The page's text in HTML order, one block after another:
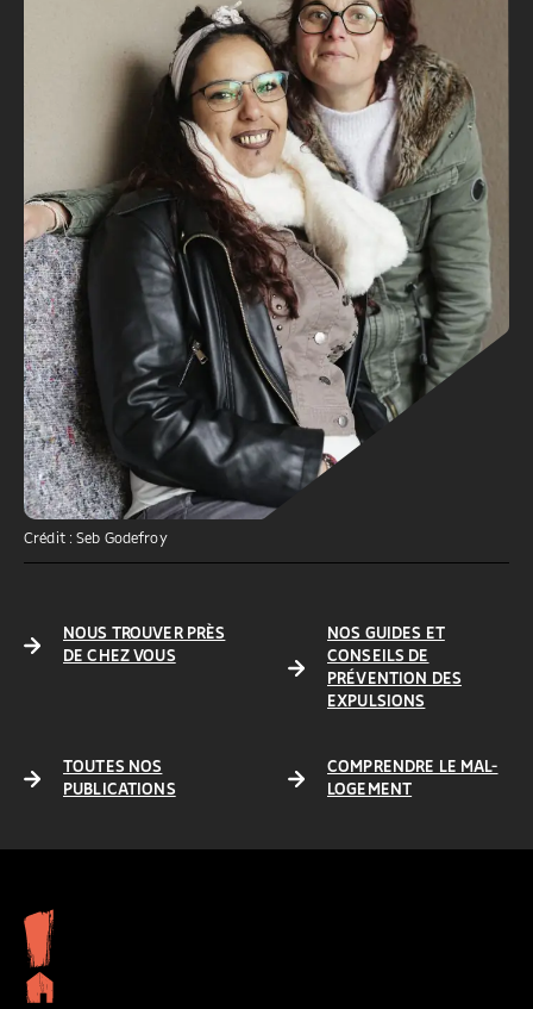
Crédit : Seb Godefroy
NOUS TROUVER PRÈS
DE CHEZ VOUS
NOS GUIDES ET
CONSEILS DE
PRÉVENTION DES
EXPULSIONS
TOUTES NOS
PUBLICATIONS
COMPRENDRE LE MAL-
LOGEMENT